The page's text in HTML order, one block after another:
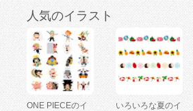
人気のイラスト
ONE PIECEのイ
いろいろな夏のイ